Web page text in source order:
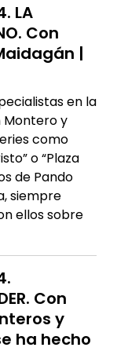
LA
Con
|
en la
Montero y
como
o “Plaza
de Pando
siempre
ellos sobre
Con
y
ha hecho